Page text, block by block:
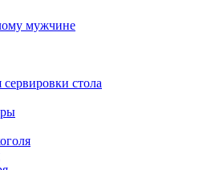
мужчине
стола